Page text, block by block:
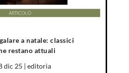
a natale: classici
restano attuali
dic 25 | editoria